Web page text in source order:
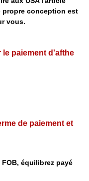
propre conception est
vous.
paiement d'afthe
de paiement et
équilibrez payé